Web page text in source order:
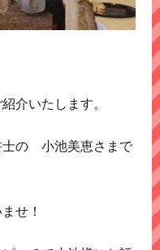
介いたします。
の 小池美恵さまで
せ！